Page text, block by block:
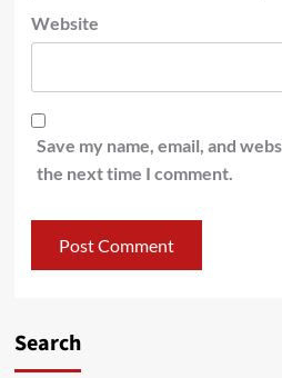
Website
Save my name, email, and
the next time I comment.
Search